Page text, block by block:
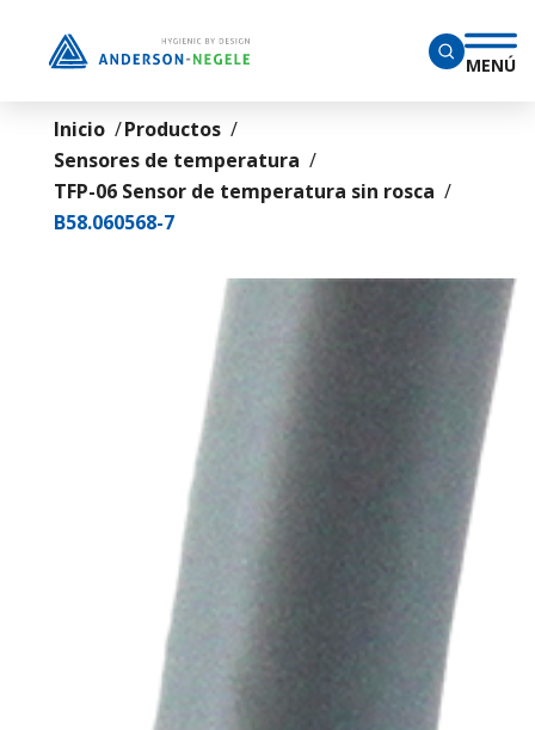
MENÚ
Inicio
Productos
Sensores de temperatura
TFP-06 Sensor de temperatura sin rosca
B58.060568-7